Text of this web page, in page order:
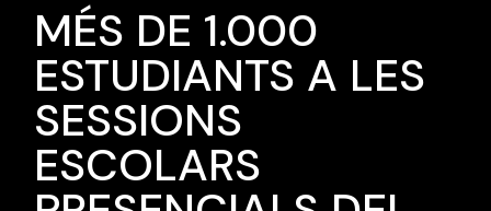
MÉS DE 1.000
ESTUDIANTS A LES
SESSIONS
ESCOLARS